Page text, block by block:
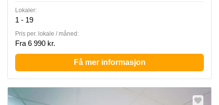
Lokaler:
1 - 19
Pris per. lokale / måned:
Fra 6 990 kr.
Få mer informasjon